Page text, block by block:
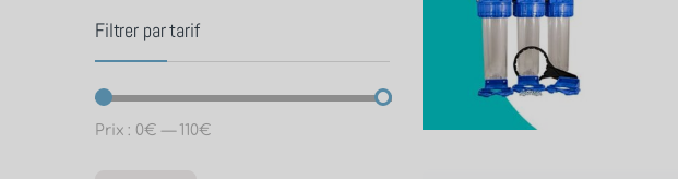
Filtrer par tarif
Prix : 0€ — 110€